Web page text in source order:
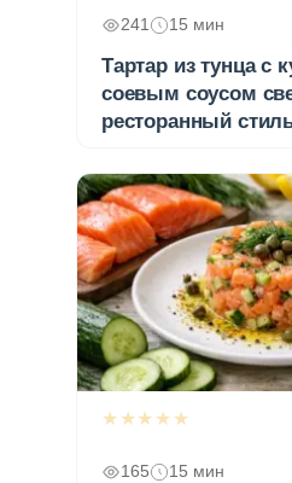
241 15 мин
Тартар из тунца с
соевым соусом
ресторанный
★★★★★
165 15 мин